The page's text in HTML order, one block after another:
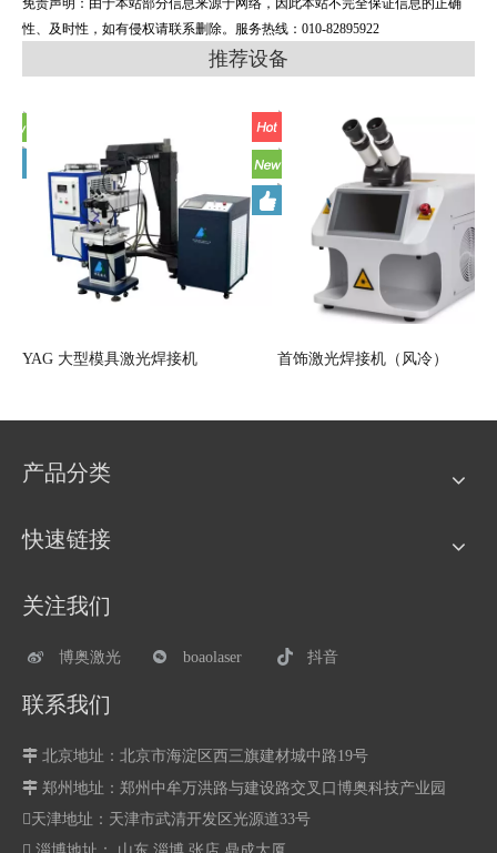
免责声明：由于本站部分信息来源于网络，因此本站不完全保证信息的正确
性、及时性，如有侵权请联系删除。服务热线：010-82895922
推荐设备
YAG 大型模具激光焊接机 首饰激光焊接机（风冷）
产品分类
快速链接
关注我们
博奥激光 boaolaser 抖音
联系我们
 北京地址：北京市海淀区西三旗建材城中路19号
 郑州地址： 郑州中牟万洪路与建设路交叉口博奥科技产业园
天津地址：天津市武清开发区光源道33号